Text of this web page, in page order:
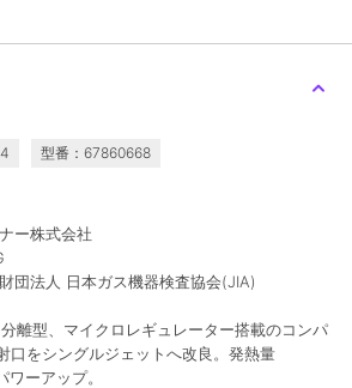
型番：67860668
ー株式会社
団法人 日本ガス機器検査協会(JIA)
型、マイクロレギュレーター搭載のコンパ
口をシングルジェットへ改良。発熱量
ーアップ。